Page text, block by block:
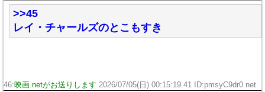
>>45
レイ・チャールズのとこもすき
46:映画.netがお送りします 2026/07/05(日) 00:15:19.41 ID:pmsyC9dr0.net